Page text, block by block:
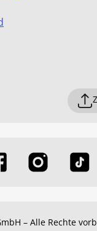
– Alle Rechte